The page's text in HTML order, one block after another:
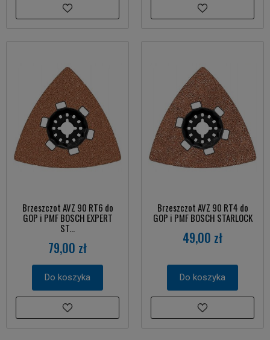
Brzeszczot AVZ 90 RT6 do
GOP i PMF BOSCH EXPERT
ST...
79,00 zł
Do koszyka
Brzeszczot AVZ 90 RT4 do
GOP i PMF BOSCH STARLOCK
49,00 zł
Do koszyka